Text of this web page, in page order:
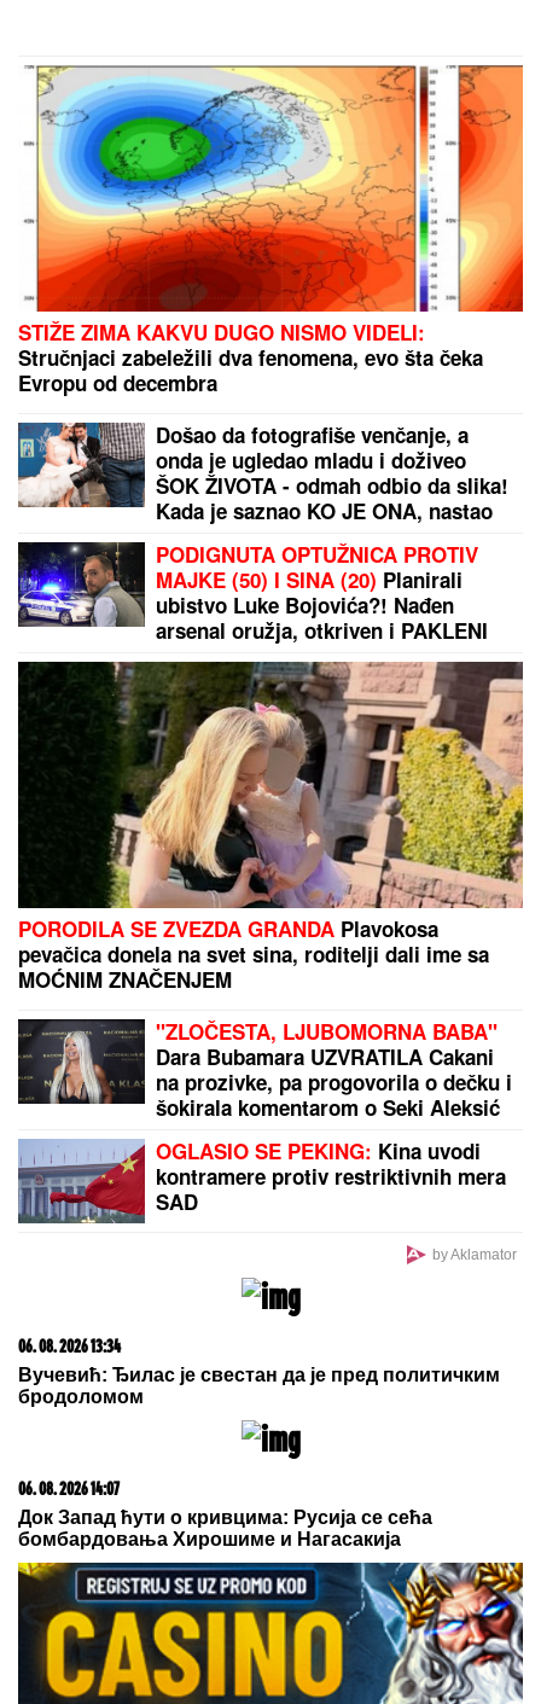
STIŽE ZIMA KAKVU DUGO NISMO VIDELI:
Stručnjaci zabeležili dva fenomena, evo šta čeka
Evropu od decembra
Došao da fotografiše venčanje, a
onda je ugledao mladu i doživeo
ŠOK ŽIVOTA - odmah odbio da slika!
Kada je saznao KO JE ONA, nastao
PODIGNUTA OPTUŽNICA PROTIV
MAJKE (50) I SINA (20) Planirali
ubistvo Luke Bojovića?! Nađen
arsenal oružja, otkriven i PAKLENI
PLAN koji su skovali
PORODILA SE ZVEZDA GRANDA Plavokosa
pevačica donela na svet sina, roditelji dali ime sa
MOĆNIM ZNAČENJEM
"ZLOČESTA, LJUBOMORNA BABA"
Dara Bubamara UZVRATILA Cakani
na prozivke, pa progovorila o dečku i
šokirala komentarom o Seki Aleksić
OGLASIO SE PEKING: Kina uvodi
kontramere protiv restriktivnih mera
SAD
by Aklamator
06. 08. 2026 13:34
Вучевић: Ђилас је свестан да је пред политичким
бродоломом
06. 08. 2026 14:07
Док Запад ћути о кривцима: Русија се сећа
бомбардовања Хирошиме и Нагасакија